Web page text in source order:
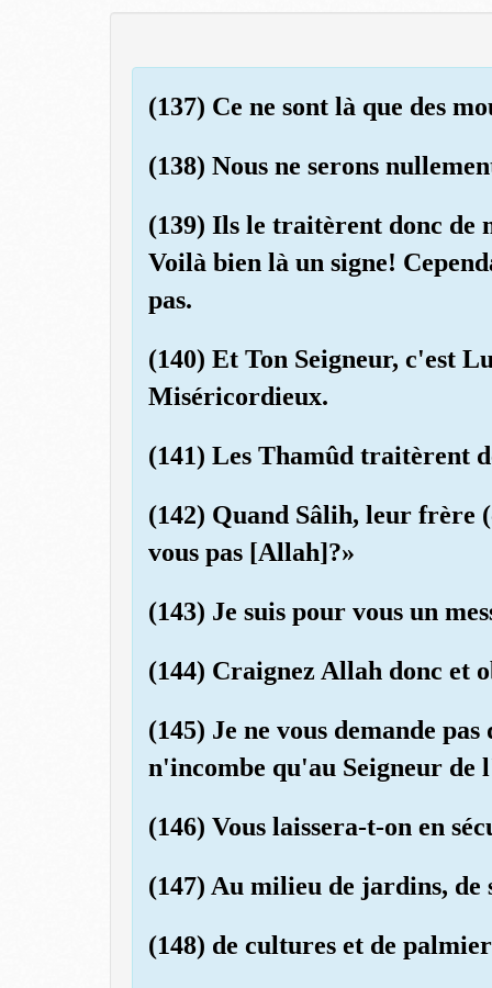
(137) Ce ne sont là que des
(138) Nous ne serons
(139) Ils le traitèrent donc de
Voilà bien là un signe!
pas.
(140) Et Ton Seigneur, c'est
Miséricordieux.
(141) Les Thamûd traitèrent
(142) Quand Sâlih, leur
vous pas [Allah]?»
(143) Je suis pour vous un
(144) Craignez Allah donc et
(145) Je ne vous demande
n'incombe qu'au Seigneur de
(146) Vous laissera-t-on en
(147) Au milieu de jardins, de
(148) de cultures et de